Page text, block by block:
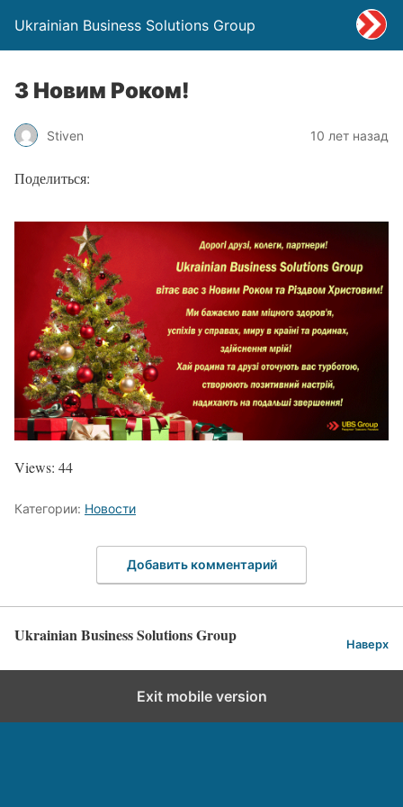
Ukrainian Business Solutions Group
З Новим Роком!
Stiven 10 лет назад
Поделиться:
Views: 44
Категории: Новости
Добавить комментарий
Ukrainian Business Solutions Group Наверх
Exit mobile version